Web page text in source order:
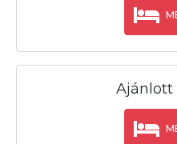
Ajánlott